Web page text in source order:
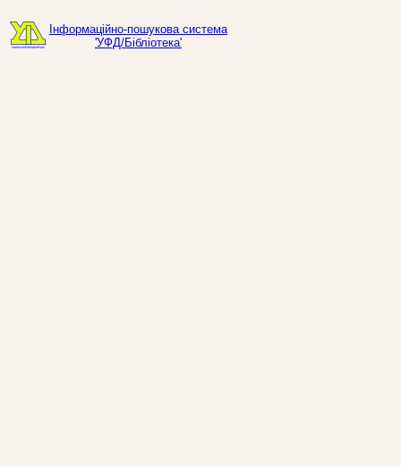
Інформаційно-пошукова система
'УФД/Бібліотека'